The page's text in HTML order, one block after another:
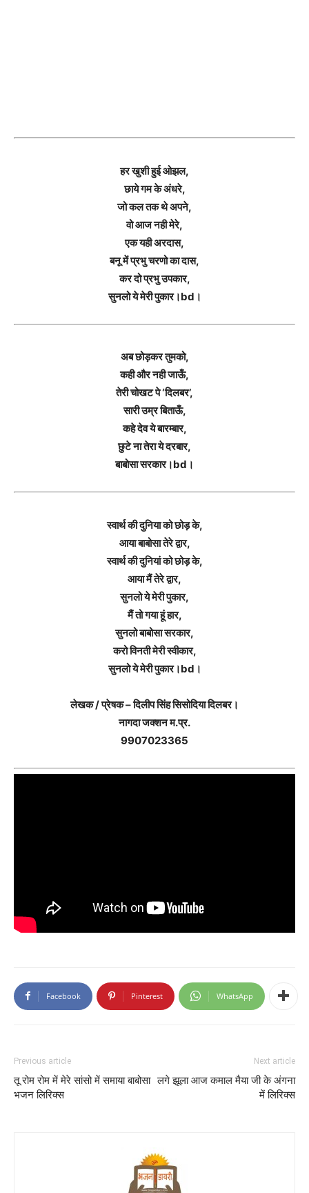
हर खुशी हुई ओझल,
छाये गम के अंधरे,
जो कल तक थे अपने,
वो आज नही मेरे,
एक यही अरदास,
बनू में प्रभु चरणो का दास,
कर दो प्रभु उपकार,
सुनलो ये मेरी पुकार।bd।
अब छोड़कर तुमको,
कही और नही जाऊँ,
तेरी चोखट पे ‘दिलबर’,
सारी उम्र बिताऊँ,
कहे देव ये बारम्बार,
छुटे ना तेरा ये दरबार,
बाबोसा सरकार।bd।
स्वार्थ की दुनिया को छोड़ के,
आया बाबोसा तेरे द्वार,
स्वार्थ की दुनियां को छोड़ के,
आया मैं तेरे द्वार,
सुनलो ये मेरी पुकार,
मैं तो गया हूं हार,
सुनलो बाबोसा सरकार,
करो विनती मेरी स्वीकार,
सुनलो ये मेरी पुकार।bd।
लेखक / प्रेषक – दिलीप सिंह सिसोदिया दिलबर।
नागदा जक्शन म.प्र.
9907023365
Facebook Pinterest WhatsApp
Previous article
तू रोम रोम में मेरे सांसो में समाया बाबोसा
भजन लिरिक्स
Next article
लगे झूला आज कमाल मैया जी के अंगना
में लिरिक्स